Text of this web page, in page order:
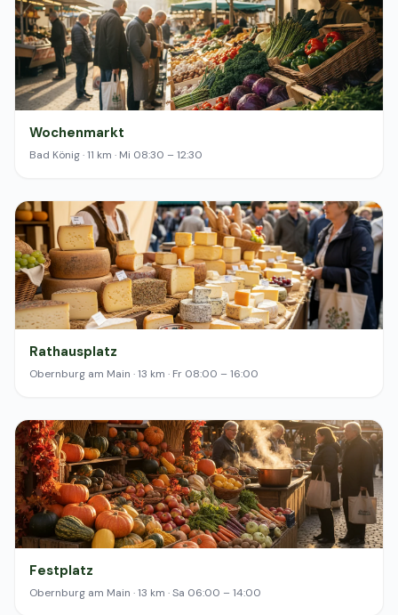
Wochenmarkt
Bad König · 11 km · Mi 08:30 – 12:30
Rathausplatz
Obernburg am Main · 13 km · Fr 08:00 – 16:00
Festplatz
Obernburg am Main · 13 km · Sa 06:00 – 14:00